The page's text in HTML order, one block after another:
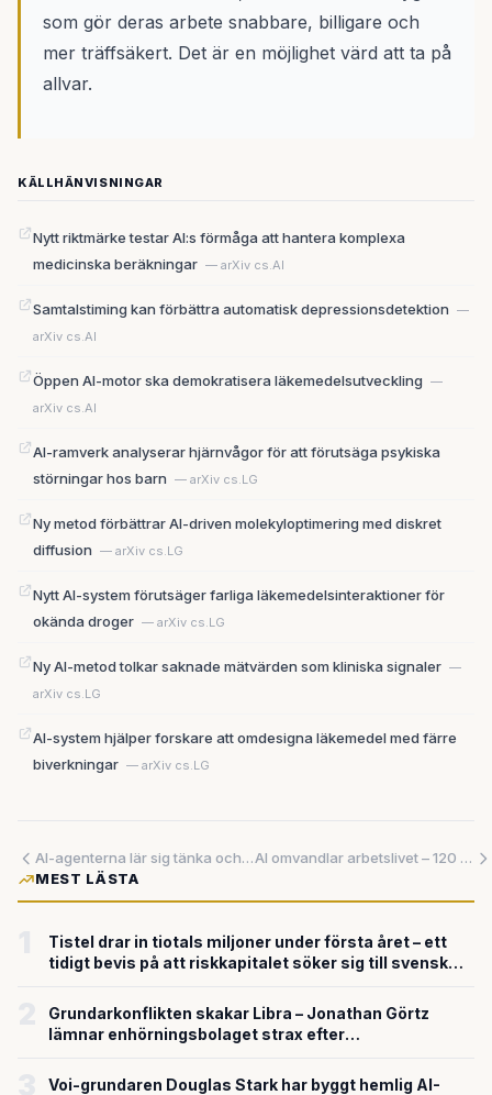
som gör deras arbete snabbare, billigare och
mer träffsäkert. Det är en möjlighet värd att ta på
allvar.
KÄLLHÄNVISNINGAR
Nytt riktmärke testar AI:s förmåga att hantera komplexa
medicinska beräkningar — arXiv cs.AI
Samtalstiming kan förbättra automatisk depressionsdetektion —
arXiv cs.AI
Öppen AI-motor ska demokratisera läkemedelsutveckling —
arXiv cs.AI
AI-ramverk analyserar hjärnvågor för att förutsäga psykiska
störningar hos barn — arXiv cs.LG
Ny metod förbättrar AI-driven molekyloptimering med diskret
diffusion — arXiv cs.LG
Nytt AI-system förutsäger farliga läkemedelsinteraktioner för
okända droger — arXiv cs.LG
Ny AI-metod tolkar saknade mätvärden som kliniska signaler —
arXiv cs.LG
AI-system hjälper forskare att omdesigna läkemedel med färre
biverkningar — arXiv cs.LG
AI-agenterna lär sig tänka och samarbeta – men stora brister kvarstår
AI omvandlar arbetslivet – 120 000 varslade och hälften av all kod driftsatt av agenter
MEST LÄSTA
Tistel drar in tiotals miljoner under första året – ett
tidigt bevis på att riskkapitalet söker sig till svensk
Grundarkonflikten skakar Libra – Jonathan Görtz
lämnar enhörningsbolaget strax efter
Voi-grundaren Douglas Stark har byggt hemlig AI-